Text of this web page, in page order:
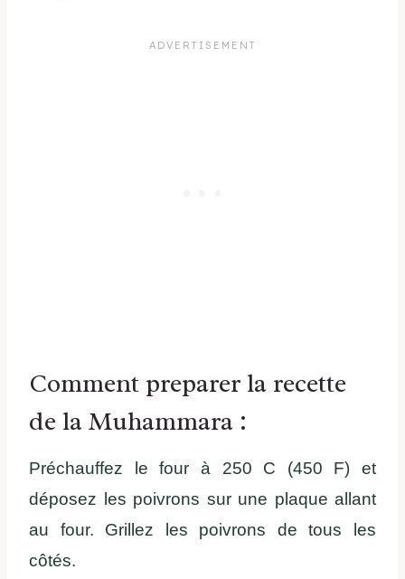
Comment preparer la recette
de la Muhammara :
Préchauffez le four à 250 C (450 F) et
déposez les poivrons sur une plaque allant
au four. Grillez les poivrons de tous les
côtés.